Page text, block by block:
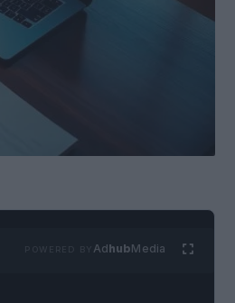
AdhubMedia